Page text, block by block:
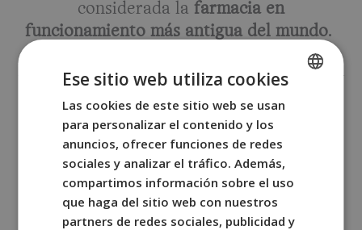
considerada la farmacia en
funcionamiento más antigua del mundo.
Fundada en 1221
por monjes dominicos del
farmacia comenzó elaborando
herbales y perfumespara los nobles de la
ciudad. Usaban ingredientes naturales,
plantas medicinales y fórmulas secretas
transmitidas de boca en boca.
SPANISH
FRENCH
ITALIAN
Ese sitio web utiliza cookies
Las cookies de este sitio web se usan
para personalizar el contenido y los
anuncios, ofrecer funciones de redes
sociales y analizar el tráfico. Además,
compartimos información sobre el uso
que haga del sitio web con nuestros
partners de redes sociales, publicidad y